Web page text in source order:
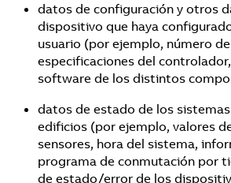
datos de configuración y otros
dispositivo que haya
usuario (por ejemplo, número
especificaciones del
software de los distintos
datos de estado de los
edificios (por ejemplo, valores
sensores, hora del sistema,
programa de conmutación por
de estado/error de los